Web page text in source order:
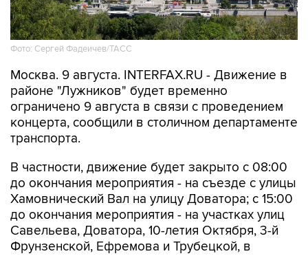
Фото: Сергей Фадеичев/ТАСС
Москва. 9 августа. INTERFAX.RU - Движение в
районе "Лужников" будет временно
ограничено 9 августа в связи с проведением
концерта, сообщили в столичном департаменте
транспорта.
В частности, движение будет закрыто с 08:00
до окончания мероприятия - на съезде с улицы
Хамовнический Вал на улицу Доватора; с 15:00
до окончания мероприятия - на участках улиц
Савельева, Доватора, 10-летия Октября, 3-й
Фрунзенской, Ефремова и Трубецкой, в